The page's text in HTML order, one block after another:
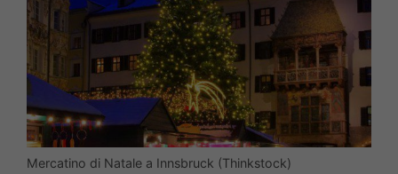
Mercatino di Natale a Innsbruck (Thinkstock)